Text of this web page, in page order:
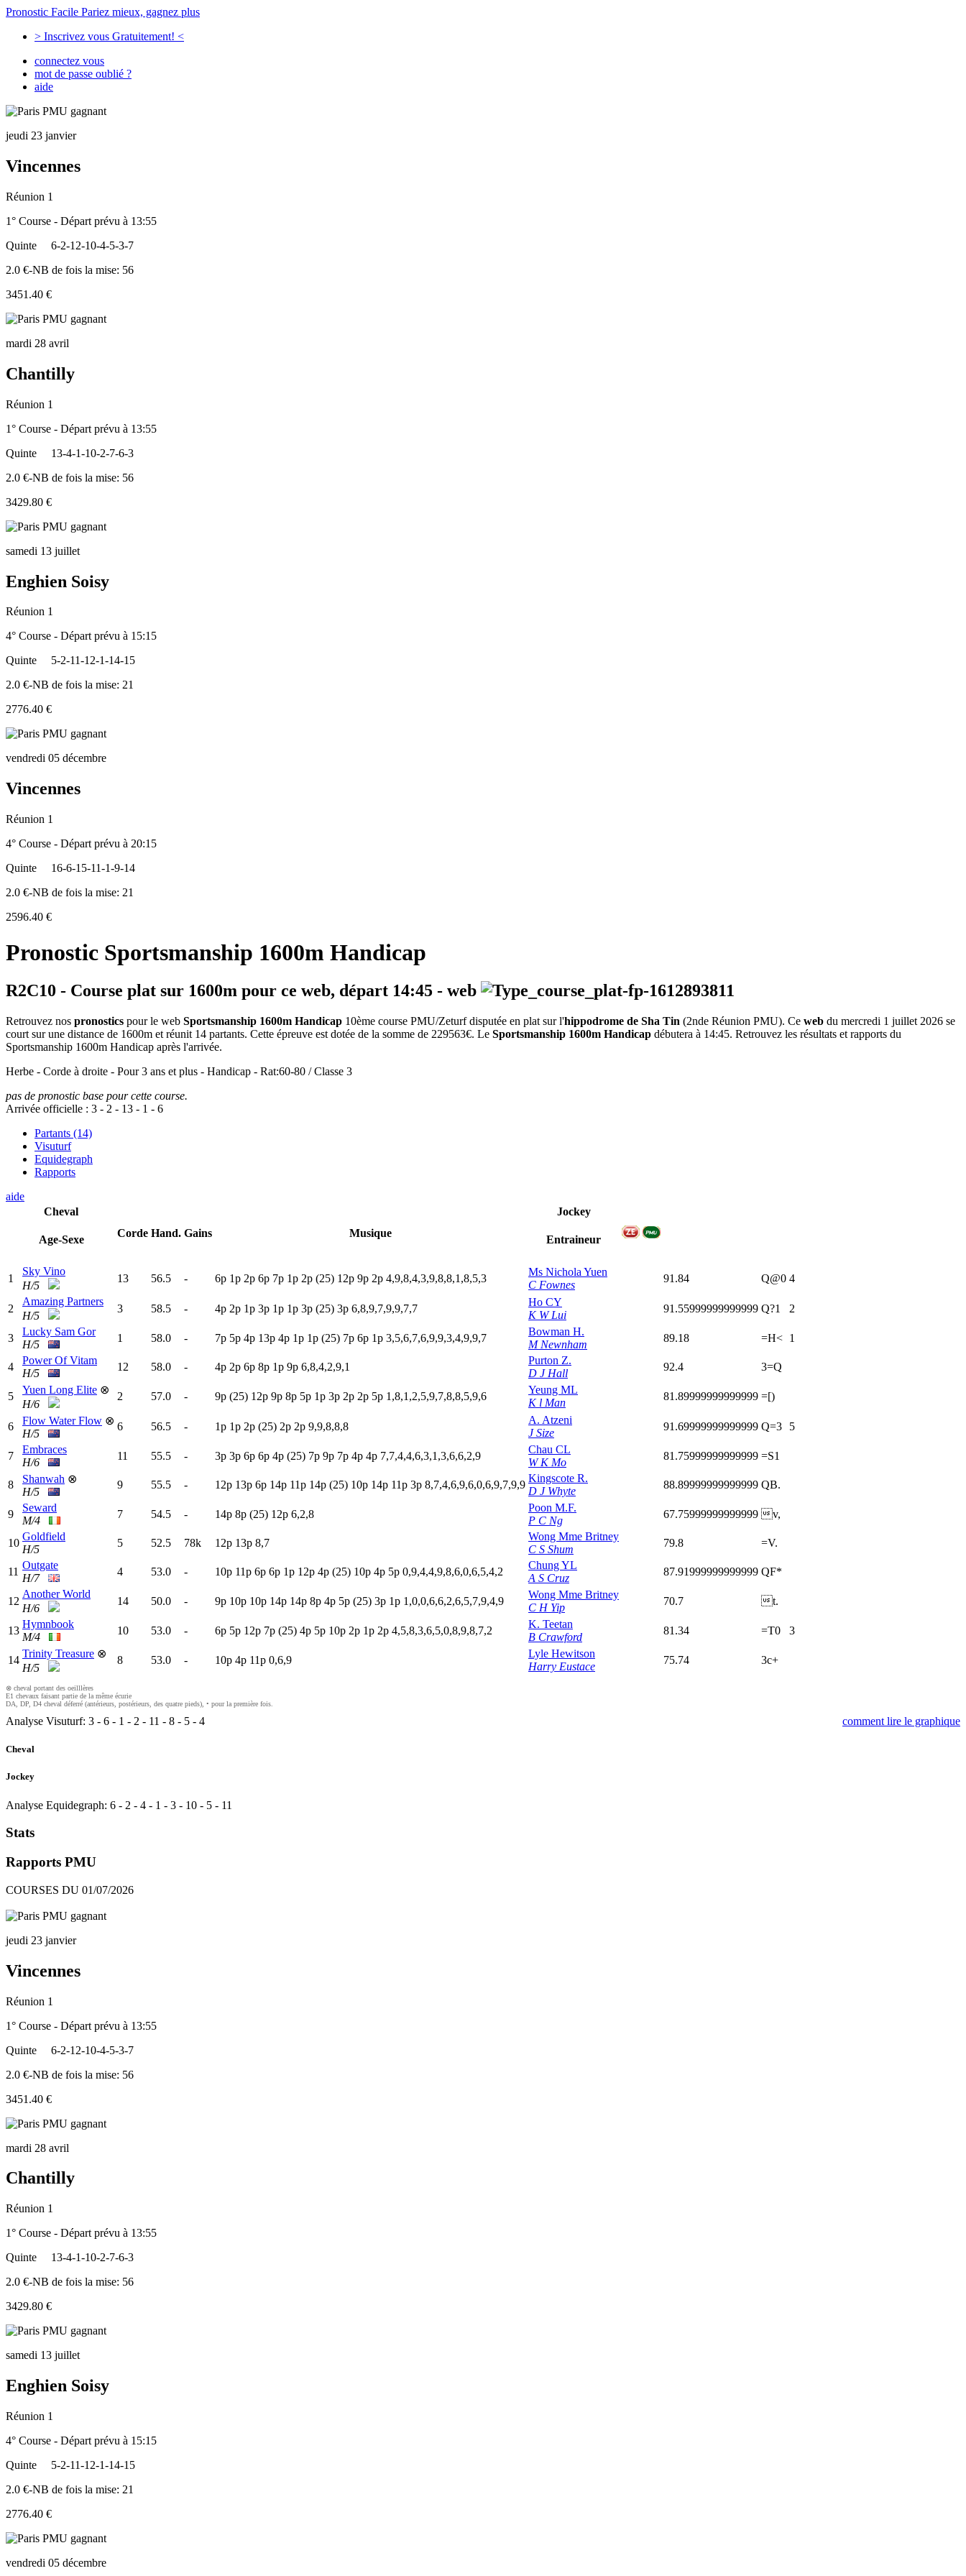
Pronostic Facile Pariez mieux, gagnez plus
> Inscrivez vous Gratuitement! <
connectez vous
mot de passe oublié ?
aide
jeudi 23 janvier
Vincennes
Réunion 1
1° Course - Départ prévu à 13:55
Quinte
6-2-12-10-4-5-3-7
2.0 €-NB de fois la mise: 56
3451.40 €
mardi 28 avril
Chantilly
Réunion 1
1° Course - Départ prévu à 13:55
Quinte
13-4-1-10-2-7-6-3
2.0 €-NB de fois la mise: 56
3429.80 €
samedi 13 juillet
Enghien Soisy
Réunion 1
4° Course - Départ prévu à 15:15
Quinte
5-2-11-12-1-14-15
2.0 €-NB de fois la mise: 21
2776.40 €
vendredi 05 décembre
Vincennes
Réunion 1
4° Course - Départ prévu à 20:15
Quinte
16-6-15-11-1-9-14
2.0 €-NB de fois la mise: 21
2596.40 €
Pronostic Sportsmanship 1600m Handicap
R2C10 - Course plat sur 1600m pour ce web, départ 14:45 - web
Retrouvez nos pronostics pour le web Sportsmanship 1600m Handicap 10ème course PMU/Zeturf disputée en plat sur l'hippodrome de Sha Tin (2nde Réunion PMU). Ce web du mercredi 1 juillet 2026 se
court sur une distance de 1600m et réunit 14 partants. Cette épreuve est dotée de la somme de 229563€. Le Sportsmanship 1600m Handicap débutera à 14:45. Retrouvez les résultats et rapports du
Sportsmanship 1600m Handicap après l'arrivée.
Herbe - Corde à droite - Pour 3 ans et plus - Handicap - Rat:60-80 / Classe 3
pas de pronostic base pour cette course.
Arrivée officielle : 3 - 2 - 13 - 1 - 6
Partants (14)
Visuturf
Equidegraph
Rapports
aide
Cheval
Age-Sexe
Corde Hand. Gains Musique
Jockey
Entraineur
1
Sky Vino
H/5
13 56.5 - 6p 1p 2p 6p 7p 1p 2p (25) 12p 9p 2p 4,9,8,4,3,9,8,8,1,8,5,3
Ms Nichola Yuen
C Fownes
91.84 Q@0 4
2
Amazing Partners
H/5
3 58.5 - 4p 2p 1p 3p 1p 1p 3p (25) 3p 6,8,9,7,9,9,7,7
Ho CY
K W Lui
91.55999999999999 Q?1 2
3
Lucky Sam Gor
H/5
1 58.0 - 7p 5p 4p 13p 4p 1p 1p (25) 7p 6p 1p 3,5,6,7,6,9,9,3,4,9,9,7
Bowman H.
M Newnham
89.18 =H< 1
4
Power Of Vitam
H/5
12 58.0 - 4p 2p 6p 8p 1p 9p 6,8,4,2,9,1
Purton Z.
D J Hall
92.4 3=Q
5
Yuen Long Elite ⊗
H/6
2 57.0 - 9p (25) 12p 9p 8p 5p 1p 3p 2p 2p 5p 1,8,1,2,5,9,7,8,8,5,9,6
Yeung ML
K l Man
81.89999999999999 =[)
6 Flow Water Flow ⊗
H/5
6 56.5 - 1p 1p 2p (25) 2p 2p 9,9,8,8,8
A. Atzeni
J Size
91.69999999999999 Q=3 5
7
Embraces
H/6
11 55.5 - 3p 3p 6p 6p 4p (25) 7p 9p 7p 4p 4p 7,7,4,4,6,3,1,3,6,6,2,9
Chau CL
W K Mo
81.75999999999999 =S1
8 Shanwah ⊗
H/5
9 55.5 - 12p 13p 6p 14p 11p 14p (25) 10p 14p 11p 3p 8,7,4,6,9,6,0,6,9,7,9,9
Kingscote R.
D J Whyte
88.89999999999999 QB.
9
Seward
M/4
7 54.5 - 14p 8p (25) 12p 6,2,8
Poon M.F.
P C Ng
67.75999999999999 v,
10
Goldfield
H/5
5 52.5 78k 12p 13p 8,7
Wong Mme Britney
C S Shum
79.8 =V.
11
Outgate
H/7
4 53.0 - 10p 11p 6p 6p 1p 12p 4p (25) 10p 4p 5p 0,9,4,4,9,8,6,0,6,5,4,2
Chung YL
A S Cruz
87.91999999999999 QF*
12
Another World
H/6
14 50.0 - 9p 10p 10p 14p 14p 8p 4p 5p (25) 3p 1p 1,0,0,6,6,2,6,5,7,9,4,9
Wong Mme Britney
C H Yip
70.7 t.
13
Hymnbook
M/4
10 53.0 - 6p 5p 12p 7p (25) 4p 5p 10p 2p 1p 2p 4,5,8,3,6,5,0,8,9,8,7,2
K. Teetan
B Crawford
81.34 =T0 3
14
Trinity Treasure ⊗
H/5
8 53.0 - 10p 4p 11p 0,6,9
Lyle Hewitson
Harry Eustace
75.74 3c+
⊗ cheval portant des oeilllères
E1 chevaux faisant partie de la même écurie
DA, DP, D4 cheval déferré (antérieurs, postérieurs, des quatre pieds), • pour la première fois.
Analyse Visuturf: 3 - 6 - 1 - 2 - 11 - 8 - 5 - 4 comment lire le graphique
Cheval
Jockey
Analyse Equidegraph: 6 - 2 - 4 - 1 - 3 - 10 - 5 - 11
Stats
Rapports PMU
COURSES DU 01/07/2026
jeudi 23 janvier
Vincennes
Réunion 1
1° Course - Départ prévu à 13:55
Quinte
6-2-12-10-4-5-3-7
2.0 €-NB de fois la mise: 56
3451.40 €
mardi 28 avril
Chantilly
Réunion 1
1° Course - Départ prévu à 13:55
Quinte
13-4-1-10-2-7-6-3
2.0 €-NB de fois la mise: 56
3429.80 €
samedi 13 juillet
Enghien Soisy
Réunion 1
4° Course - Départ prévu à 15:15
Quinte
5-2-11-12-1-14-15
2.0 €-NB de fois la mise: 21
2776.40 €
vendredi 05 décembre